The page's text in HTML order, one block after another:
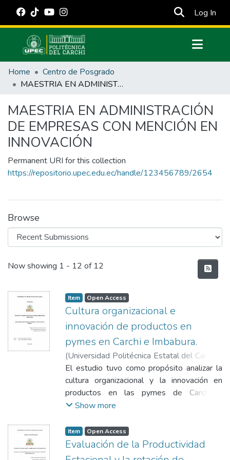
Log In
Communities & Collections
All of DSpace
Estadísticas Externas
Manuales
Home
Centro de Posgrado
MAESTRIA EN ADMINISTRACIÓN DE EMPRESAS CON MENCIÓN EN INNOVACIÓN
MAESTRIA EN ADMINISTRACIÓN
DE EMPRESAS CON MENCIÓN EN
INNOVACIÓN
Permanent URI for this collection
https://repositorio.upec.edu.ec/handle/123456789/2654
Browse
Recent Submissions
Now showing 1 - 12 of 12
Item Open Access
Cultura organizacional e
innovación de productos en
pymes en Carchi e Imbabura.
(Universidad Politécnica Estatal del Carchi -
Biblioteca General "Luciano Coral",2026-
05-22 Guzmán Villota, Karol María;Viveros
Almeida, Luis Homero
El estudio tuvo como propósito analizar la
cultura organizacional y la innovación en
productos en las pymes de Carchi e
Imbabura para el diseño de una propuesta
fue cuantitativo, descriptivo y correlacional.
La información fue recopilada mediante
encuestas presenciales aplicadas a 110
Show more
Item Open Access
Evaluación de la Productividad